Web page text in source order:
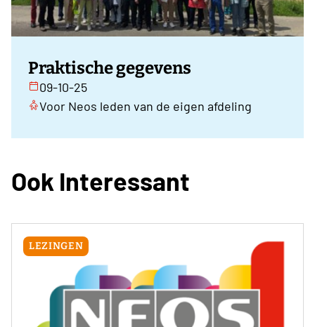
Praktische gegevens
09-10-25
Voor Neos leden van de eigen afdeling
Ook Interessant
LEZINGEN